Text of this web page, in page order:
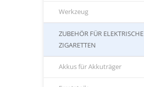
Werkzeug
ZUBEHÖR FÜR ELEKTRISCHE
ZIGARETTEN
Akkus für Akkuträger